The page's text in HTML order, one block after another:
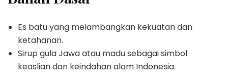
Es batu yang melambangkan kekuatan dan
ketahanan.
Sirup gula Jawa atau madu sebagai simbol
keaslian dan keindahan alam Indonesia.